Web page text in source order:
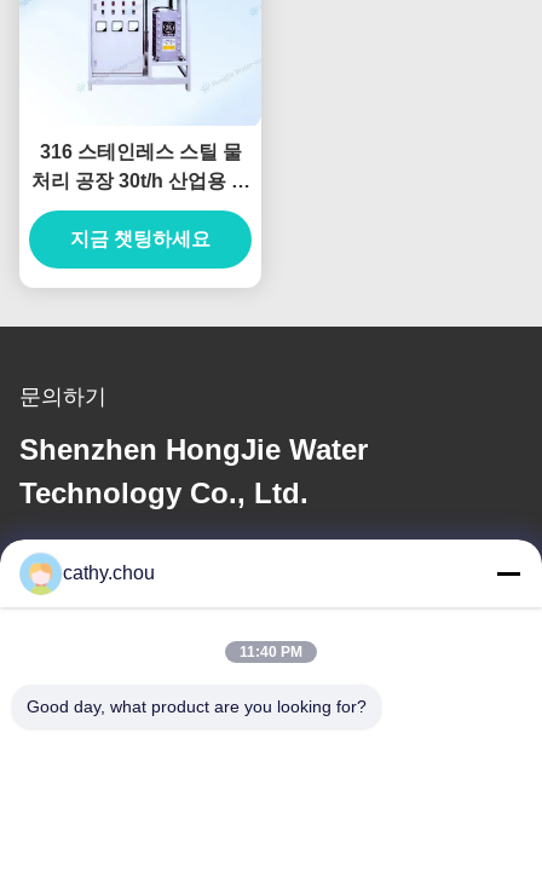
316 스테인레스 스틸 물
처리 공장 30t/h 산업용 초
순수 시스템
지금 챗팅하세요
문의하기
Shenzhen HongJie Water
Technology Co., Ltd.
이메일
cathy@szhjwater.com
우리 주소
cathy.chou
11:40 PM
Good day, what product are you looking for?